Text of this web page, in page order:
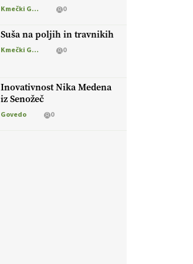
Kmečki Glas 0
Suša na poljih in travnikih
Kmečki Glas 0
Inovativnost Nika Medena
iz Senožeč
Govedo 0